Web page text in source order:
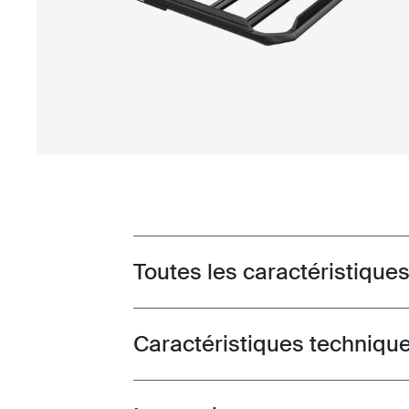
Toggle features
Toutes les caractéristiques
Toggle techspec
Caractéristiques